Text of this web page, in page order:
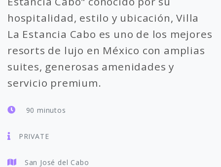
hospitalidad, estilo y ubicación, Villa
La Estancia Cabo es uno de los mejores
resorts de lujo en México con amplias
suites, generosas amenidades y
servicio premium.
90 minutos
PRIVATE
San José del Cabo